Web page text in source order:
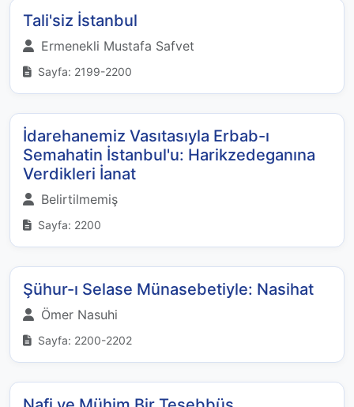
Tali'siz İstanbul
Ermenekli Mustafa Safvet
Sayfa: 2199-2200
İdarehanemiz Vasıtasıyla Erbab-ı
Semahatin İstanbul'u: Harikzedeganına
Verdikleri İanat
Belirtilmemiş
Sayfa: 2200
Şühur-ı Selase Münasebetiyle: Nasihat
Ömer Nasuhi
Sayfa: 2200-2202